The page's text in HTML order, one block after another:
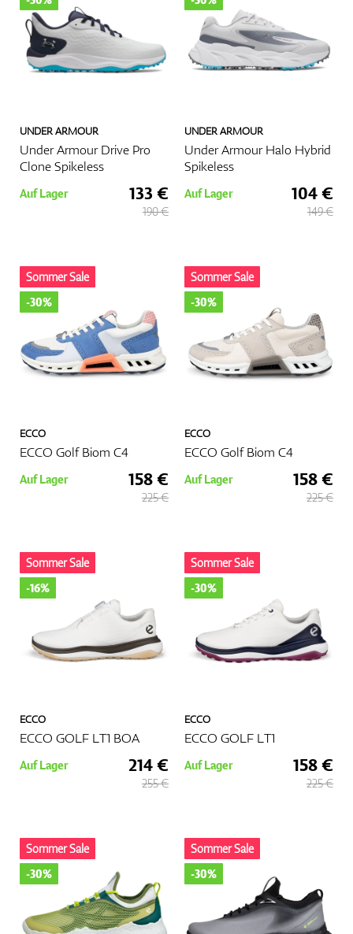
UNDER ARMOUR
Under Armour Drive Pro
Clone Spikeless
Auf Lager 133 €
190 €
UNDER ARMOUR
Under Armour Halo Hybrid
Spikeless
Auf Lager 104 €
149 €
ECCO
ECCO Golf Biom C4
Sommer Sale
-30%
Auf Lager 158 €
225 €
ECCO
ECCO Golf Biom C4
Sommer Sale
-30%
Auf Lager 158 €
225 €
ECCO
ECCO GOLF LT1 BOA
Sommer Sale
-16%
Auf Lager 214 €
255 €
ECCO
ECCO GOLF LT1
Sommer Sale
-30%
Auf Lager 158 €
225 €
Sommer Sale
-30%
Sommer Sale
-30%